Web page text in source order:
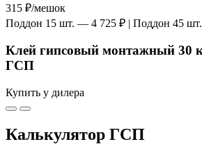
315 ₽/мешок
Поддон 15 шт. — 4 725 ₽ | Поддон 45
Клей гипсовый монтажный 30
ГСП
Купить у дилера
Калькулятор ГСП